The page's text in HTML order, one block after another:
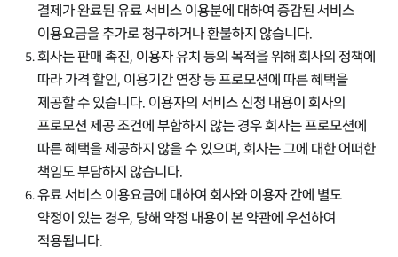
결제가 완료된 유료 서비스 이용분에 대하여 증감된 서비스
이용요금을 추가로 청구하거나 환불하지 않습니다.
회사는 판매 촉진, 이용자 유치 등의 목적을 위해 회사의 정책에
따라 가격 할인, 이용기간 연장 등 프로모션에 따른 혜택을
제공할 수 있습니다. 이용자의 서비스 신청 내용이 회사의
프로모션 제공 조건에 부합하지 않는 경우 회사는 프로모션에
따른 혜택을 제공하지 않을 수 있으며, 회사는 그에 대한 어떠한
책임도 부담하지 않습니다.
유료 서비스 이용요금에 대하여 회사와 이용자 간에 별도
약정이 있는 경우, 당해 약정 내용이 본 약관에 우선하여
적용됩니다.